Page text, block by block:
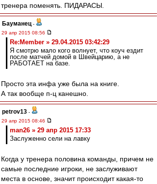
тренера поменять. ПИДАРАСЫ.
Бауманец -
29 апр 2015 08:56
Re:Member » 29.04.2015 03:42:29
Я смотрю мало кого волнует, что коуч ездит
после матчей домой в Швейцарию, а не
РАБОТАЕТ на базе.
Просто эта инфа уже была на книге.
А так вообще п-ц канешно.
petrov13 -
29 апр 2015 08:46
man26 » 29 апр 2015 17:33
Заслуженно сели на лавку
Когда у тренера половина команды, причем не
самые последние игроки, не заслуживают
места в основе, значит происходит какая-то